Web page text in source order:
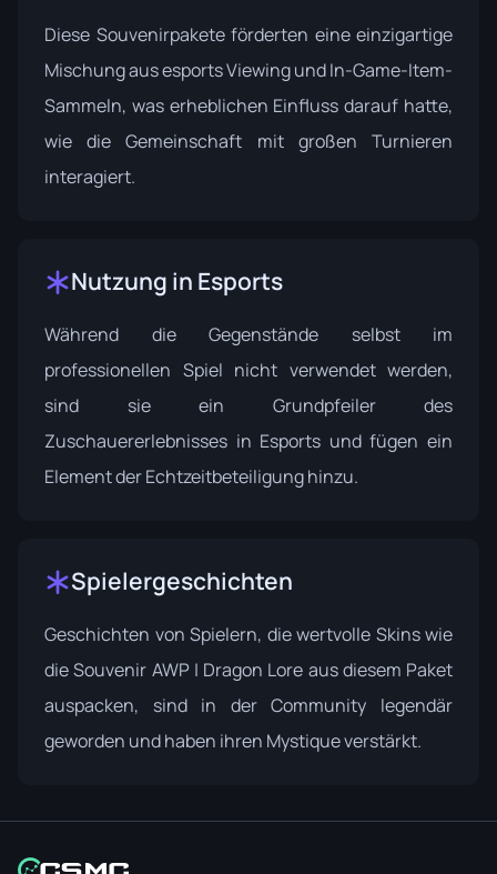
Diese Souvenirpakete förderten eine einzigartige
Mischung aus esports Viewing und In-Game-Item-
Sammeln, was erheblichen Einfluss darauf hatte,
wie die Gemeinschaft mit großen Turnieren
interagiert.
Nutzung in Esports
Während die Gegenstände selbst im
professionellen Spiel nicht verwendet werden,
sind sie ein Grundpfeiler des
Zuschauererlebnisses in Esports und fügen ein
Element der Echtzeitbeteiligung hinzu.
Spielergeschichten
Geschichten von Spielern, die wertvolle Skins wie
die Souvenir AWP | Dragon Lore aus diesem Paket
auspacken, sind in der Community legendär
geworden und haben ihren Mystique verstärkt.